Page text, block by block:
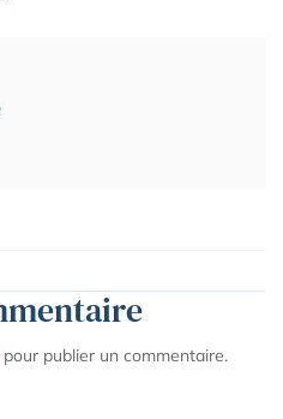
pour publier un commentaire.